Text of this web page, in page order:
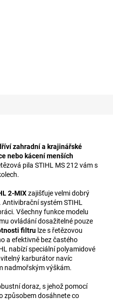
zahradní a krajinářské
nebo kácení menších
pila STIHL MS 212 vám s
2-MIXzajišťuje velmi dobrý
systém STIHL
Všechny funkce modelu
ovládání dosažitelné pouze
filtru lze s řetězovou
a efektivně bez častého
nabízí speciální polyamidové
karburátor navíc
nadmořským výškám.
doraz, s jehož pomocí
způsobem dosáhnete co